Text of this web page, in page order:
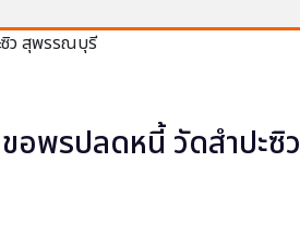
อพรปลดหนี้ วัดสำปะซิว